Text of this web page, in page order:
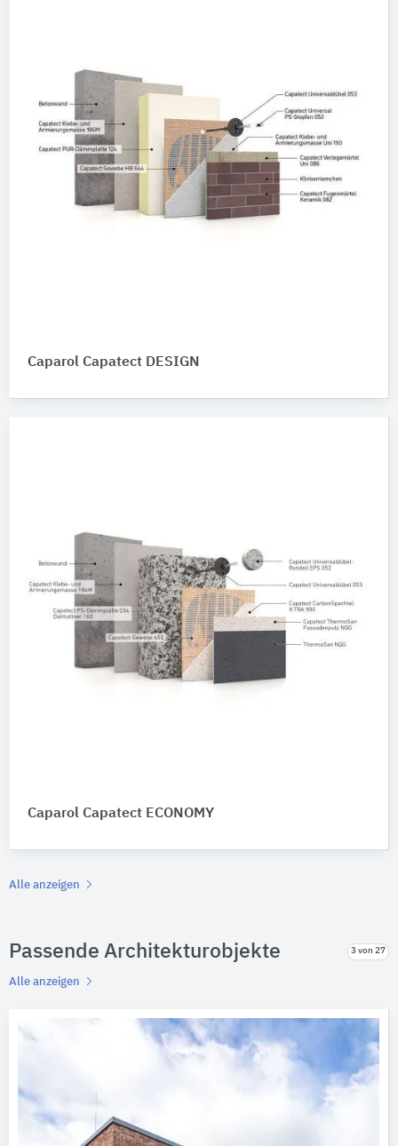
Caparol Capatect DESIGN
Caparol Capatect ECONOMY
Alle anzeigen
Passende Architekturobjekte 3 von 27
Alle anzeigen